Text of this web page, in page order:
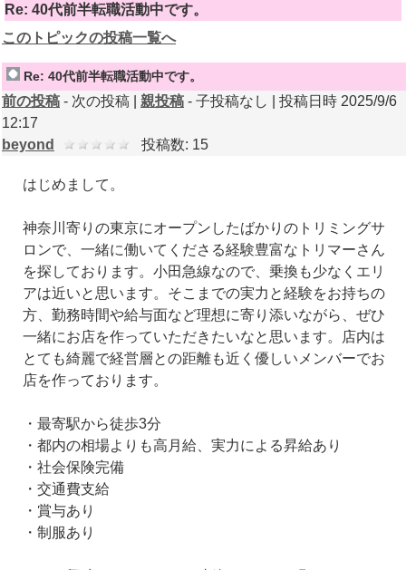
Re: 40代前半転職活動中です。
このトピックの投稿一覧へ
Re: 40代前半転職活動中です。
前の投稿 - 次の投稿 | 親投稿 - 子投稿なし | 投稿日時 2025/9/6
12:17
beyond
投稿数: 15
はじめまして。
神奈川寄りの東京にオープンしたばかりのトリミングサ
ロンで、一緒に働いてくださる経験豊富なトリマーさん
を探しております。小田急線なので、乗換も少なくエリ
アは近いと思います。そこまでの実力と経験をお持ちの
方、勤務時間や給与面など理想に寄り添いながら、ぜひ
一緒にお店を作っていただきたいなと思います。店内は
とても綺麗で経営層との距離も近く優しいメンバーでお
店を作っております。
・最寄駅から徒歩3分
・都内の相場よりも高月給、実力による昇給あり
・社会保険完備
・交通費支給
・賞与あり
・制服あり